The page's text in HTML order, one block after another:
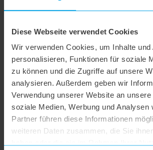
Diese Webseite verwendet Cookies
Wir verwenden Cookies, um Inhalte und
personalisieren, Funktionen für soziale
zu können und die Zugriffe auf unsere
analysieren. Außerdem geben wir
Verwendung unserer Website an
soziale Medien, Werbung und Analysen
Partner führen diese Informationen
weiteren Daten zusammen, die Sie
gegenüber dem